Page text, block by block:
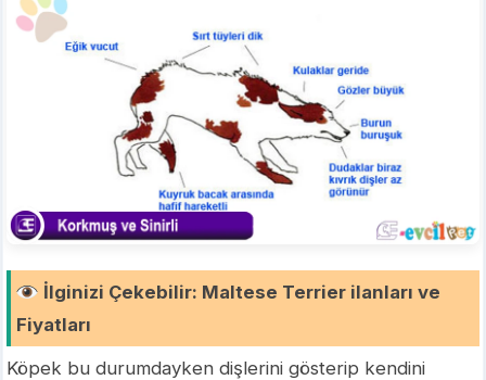
İlginizi Çekebilir: Maltese Terrier ilanları ve
Fiyatları
Köpek bu durumdayken dişlerini gösterip kendini